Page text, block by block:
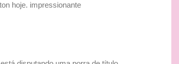
hoje. impressionante